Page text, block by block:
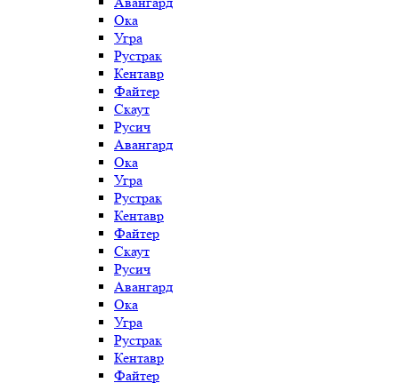
Ока
Угра
Рустрак
Кентавр
Файтер
Скаут
Русич
Авангард
Ока
Угра
Рустрак
Кентавр
Файтер
Скаут
Русич
Авангард
Ока
Угра
Рустрак
Кентавр
Файтер